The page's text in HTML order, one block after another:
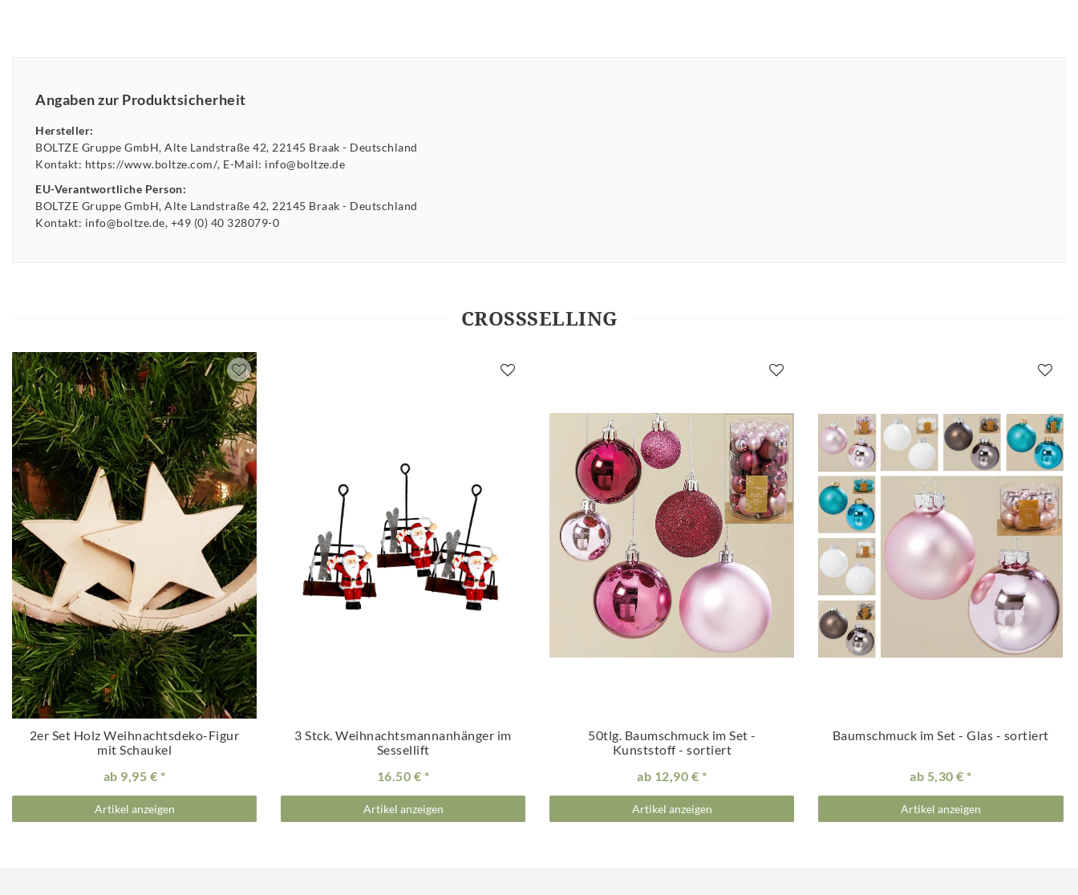
Angaben zur Produktsicherheit
Hersteller:
BOLTZE Gruppe GmbH Alte Landstraße 42 22145 Braak
Deutschland
Kontakt: https://www.boltze.com/ E-Mail: info@boltze.de
EU-Verantwortliche Person:
BOLTZE Gruppe GmbH Alte Landstraße 42 22145 Braak
Deutschland
Kontakt: info@boltze.de +49 (0) 40 328079-0
CROSSSELLING
2er Set Holz Weihnachtsdeko-Figur
mit Schaukel
ab 9,95 €
Artikel anzeigen
3 Stck. Weihnachtsmannanhänger im
Sessellift
16.50 €
Artikel anzeigen
50tlg. Baumschmuck im Set -
Kunststoff - sortiert
ab 12,90 €
Artikel anzeigen
Baumschmuck im Set - Glas - sortiert
ab 5,30 €
Artikel anzeigen